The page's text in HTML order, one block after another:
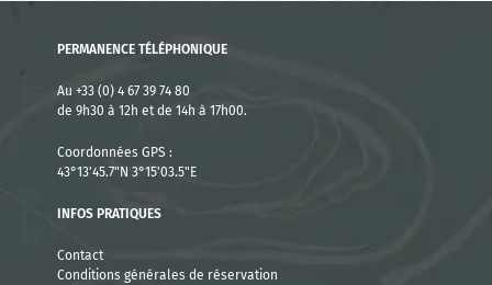
PERMANENCE TÉLÉPHONIQUE
Au +33 (0) 4 67 39 74 80
de 9h30 à 12h et de 14h à 17h00.
Coordonnées GPS :
43°13'45.7"N 3°15'03.5"E
INFOS PRATIQUES
Contact
Conditions générales de réservation